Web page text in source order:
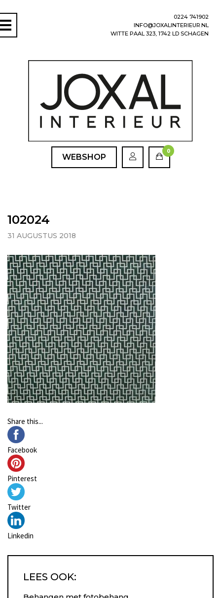
0224 741902
INFO@JOXALINTERIEUR.NL
WITTE PAAL 323, 1742 LD SCHAGEN
WEBSHOP
0
102024
31 AUGUSTUS 2018
Share this...
Facebook
Pinterest
Twitter
Linkedin
LEES OOK: